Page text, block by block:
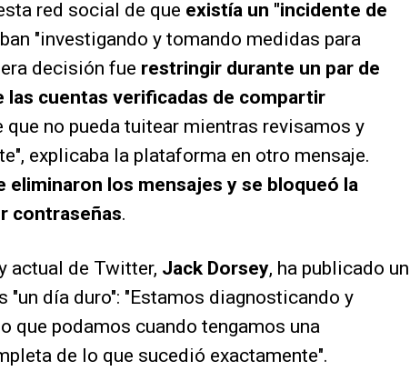
red social de que existía un "incidente de
"investigando y tomando medidas para
decisión fue restringir durante un par de
las cuentas verificadas de compartir
que no pueda tuitear mientras revisamos y
explicaba la plataforma en otro mensaje.
eliminaron los mensajes y se bloqueó la
contraseñas.
actual de Twitter, Jack Dorsey, ha publicado un
"un día duro": "Estamos diagnosticando y
que podamos cuando tengamos una
de lo que sucedió exactamente".